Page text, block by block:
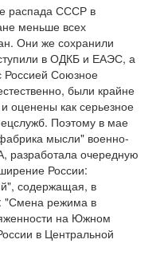
распада СССР в
меньше всех
Они же сохранили
в ОДКБ и ЕАЭС, а
Россией Союзное
были крайне
оценены как серьезное
Поэтому в мае
мысли" военно-
разработала очередную
России:
содержащая, в
"Смена режима в
на Южном
в Центральной